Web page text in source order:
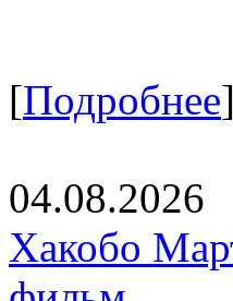
[Подробнее]
04.08.2026
Хакобо